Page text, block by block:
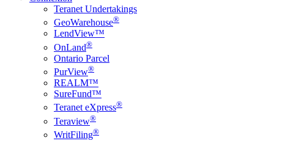
Teranet Undertakings
GeoWarehouse®
LendView™
OnLand®
Ontario Parcel
PurView®
REALM™
SureFund™
Teranet eXpress®
Teraview®
WritFiling®